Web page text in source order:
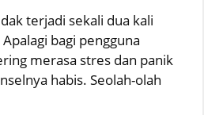
terjadi sekali dua kali
bagi pengguna
merasa stres dan panik
habis. Seolah-olah